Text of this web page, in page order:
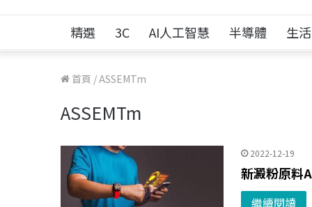
精選 3C AI人工智慧 半導體 生活
首頁 /ASSEMTm
ASSEMTm
2022-12-19
新澱粉原料
繼續閱讀